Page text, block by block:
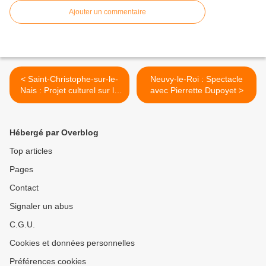
Ajouter un commentaire
< Saint-Christophe-sur-le-
Nais : Projet culturel sur le
territoire
Neuvy-le-Roi : Spectacle
avec Pierrette Dupoyet >
Hébergé par Overblog
Top articles
Pages
Contact
Signaler un abus
C.G.U.
Cookies et données personnelles
Préférences cookies